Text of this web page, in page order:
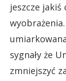
jeszcze
sygnały że
zmniejszyć